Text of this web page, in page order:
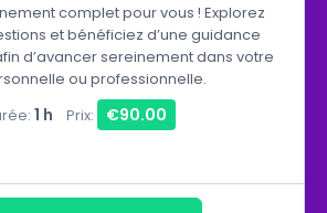
complet pour vous ! Explorez
et bénéficiez d’une guidance
d’avancer sereinement dans votre
ou professionnelle.
1 h Prix: €90.00